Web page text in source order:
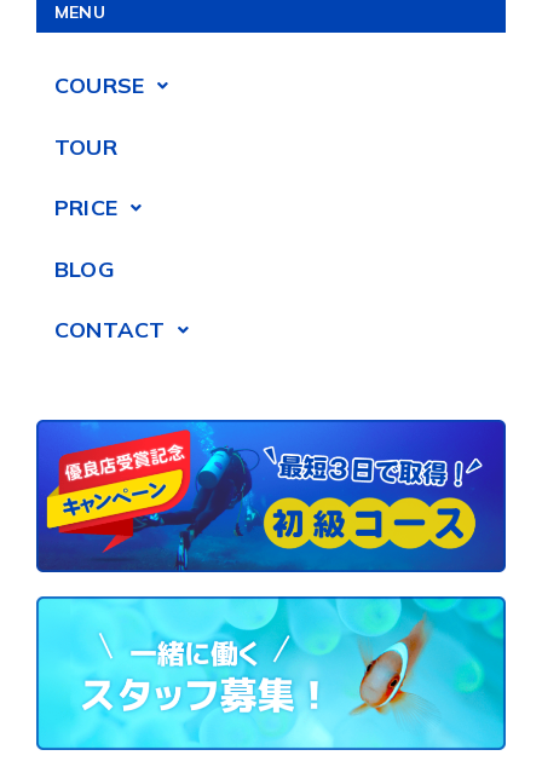
MENU
COURSE
TOUR
PRICE
BLOG
CONTACT